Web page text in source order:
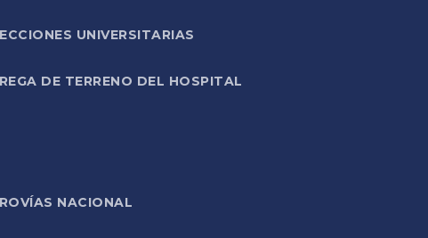
UNIVERSITARIAS
DE TERRENO DEL HOSPITAL
NACIONAL